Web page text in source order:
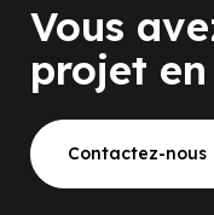
Vous
projet
Contactez-nous